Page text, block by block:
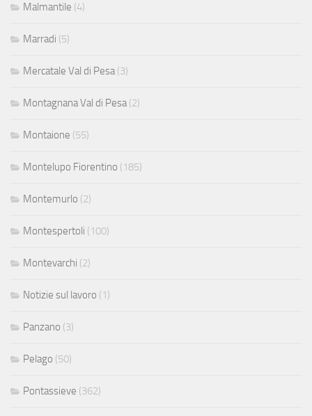
Malmantile (4)
Marradi (5)
Mercatale Val di Pesa(3)
Montagnana Val di Pesa(2)
Montaione (55)
Montelupo Fiorentino (185)
Montemurlo (2)
Montespertoli (100)
Montevarchi (2)
Notizie sul lavoro (1)
Panzano (3)
Pelago (50)
Pontassieve (362)